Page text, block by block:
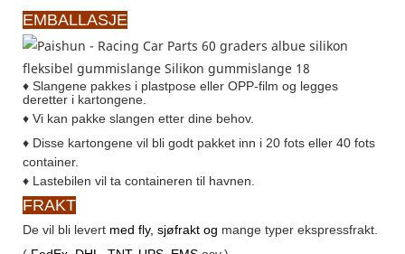
EMBALLASJE
♦ Slangene pakkes i plastpose eller OPP-film og legges
deretter i kartongene.
♦ Vi kan pakke slangen etter dine behov.
♦ Disse kartongene vil bli godt pakket inn i 20 fots eller 40 fots
container.
♦ Lastebilen vil ta containeren til havnen.
FRAKT
De vil bli levert med fly, sjøfrakt og mange typer ekspressfrakt.